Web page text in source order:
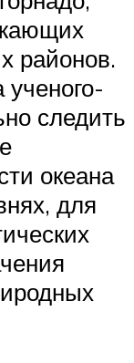
районов.
следить
океана
для